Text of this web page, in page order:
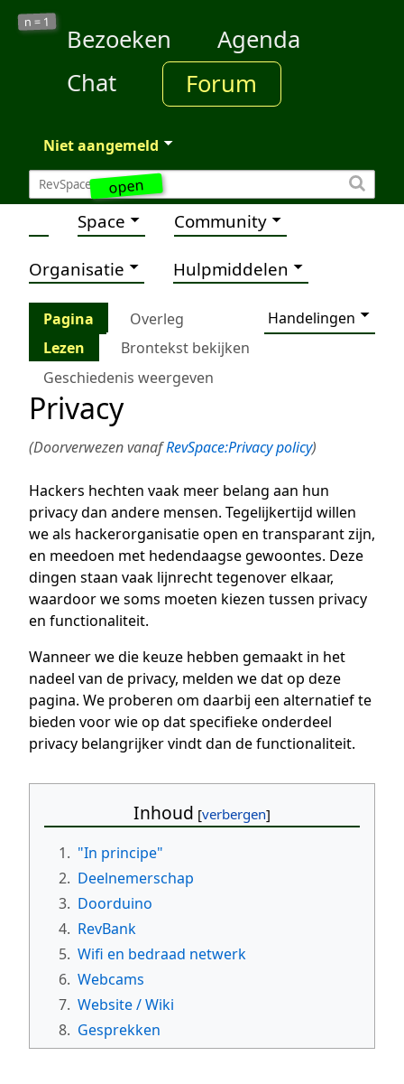
open
n = 1
Bezoeken
Agenda
Chat
Forum
Niet aangemeld
Space Community
Organisatie Hulpmiddelen
Pagina Overleg
Handelingen
Lezen
Brontekst bekijken
Geschiedenis weergeven
Privacy
(Doorverwezen vanafRevSpace:Privacy policy)
Hackers hechten vaak meer belang aan hun
privacy dan andere mensen. Tegelijkertijd willen
we als hackerorganisatie open en transparant zijn,
en meedoen met hedendaagse gewoontes. Deze
dingen staan vaak lijnrecht tegenover elkaar,
waardoor we soms moeten kiezen tussen privacy
en functionaliteit.
Wanneer we die keuze hebben gemaakt in het
nadeel van de privacy, melden we dat op deze
pagina. We proberen om daarbij een alternatief te
bieden voor wie op dat specifieke onderdeel
privacy belangrijker vindt dan de functionaliteit.
Inhoud
1. "In principe"
2. Deelnemerschap
3. Doorduino
4. RevBank
5. Wifi en bedraad netwerk
6. Webcams
7. Website / Wiki
8. Gesprekken